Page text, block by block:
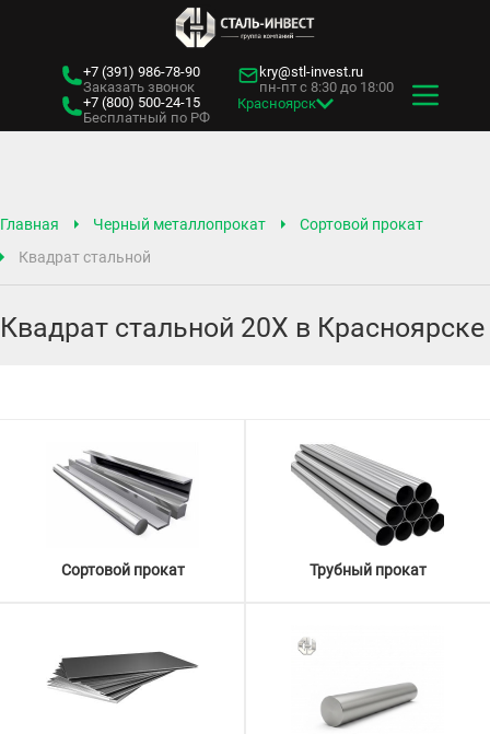
+7 (391) 986-78-90
Заказать звонок
+7 (800) 500-24-15
Бесплатный по РФ
kry@stl-invest.ru
пн-пт с 8:30 до 18:00
Красноярск
Главная Черный металлопрокат
Сортовой прокат
Квадрат стальной
Квадрат стальной 20Х в Красноярске
Сортовой прокат Трубный прокат